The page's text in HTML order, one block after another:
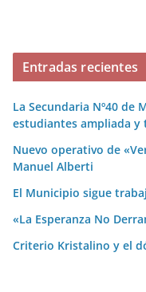
Entradas recientes
La Secundaria Nº40 de
estudiantes ampliada y
Nuevo operativo de
Manuel Alberti
El Municipio sigue
«La Esperanza No
Criterio Kristalino y el